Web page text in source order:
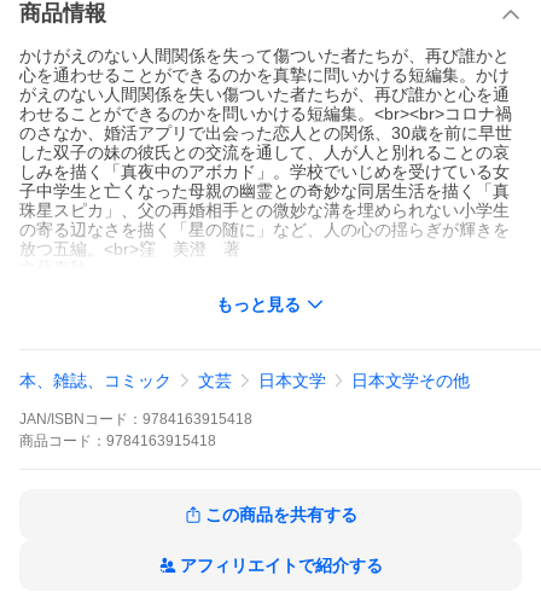
商品情報
かけがえのない人間関係を失って傷ついた者たちが、再び誰かと
心を通わせることができるのかを真摯に問いかける短編集。かけ
がえのない人間関係を失い傷ついた者たちが、再び誰かと心を通
わせることができるのかを問いかける短編集。<br><br>コロナ禍
のさなか、婚活アプリで出会った恋人との関係、30歳を前に早世
した双子の妹の彼氏との交流を通して、人が人と別れることの哀
しみを描く「真夜中のアボカド」。学校でいじめを受けている女
子中学生と亡くなった母親の幽霊との奇妙な同居生活を描く「真
珠星スピカ」、父の再婚相手との微妙な溝を埋められない小学生
の寄る辺なさを描く「星の随に」など、人の心の揺らぎが輝きを
放つ五編。<br>窪 美澄 著
ヨル ニ ホシ オ ハナツもっと見る
本、雑誌、コミック 文芸 日本文学 日本文学その他
JAN/ISBNコード： 9784163915418
商品 コード： 9784163915418
この商品を共有する
アフィリエイトで紹介する